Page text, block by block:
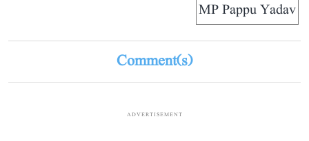
MP Pappu Yadav
Comment(s)
ADVERTISEMENT